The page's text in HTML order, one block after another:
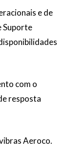
e de
Suporte
com o
resposta
Aeroco.